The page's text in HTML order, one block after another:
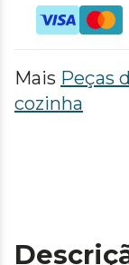
Mais Peças
cozinha